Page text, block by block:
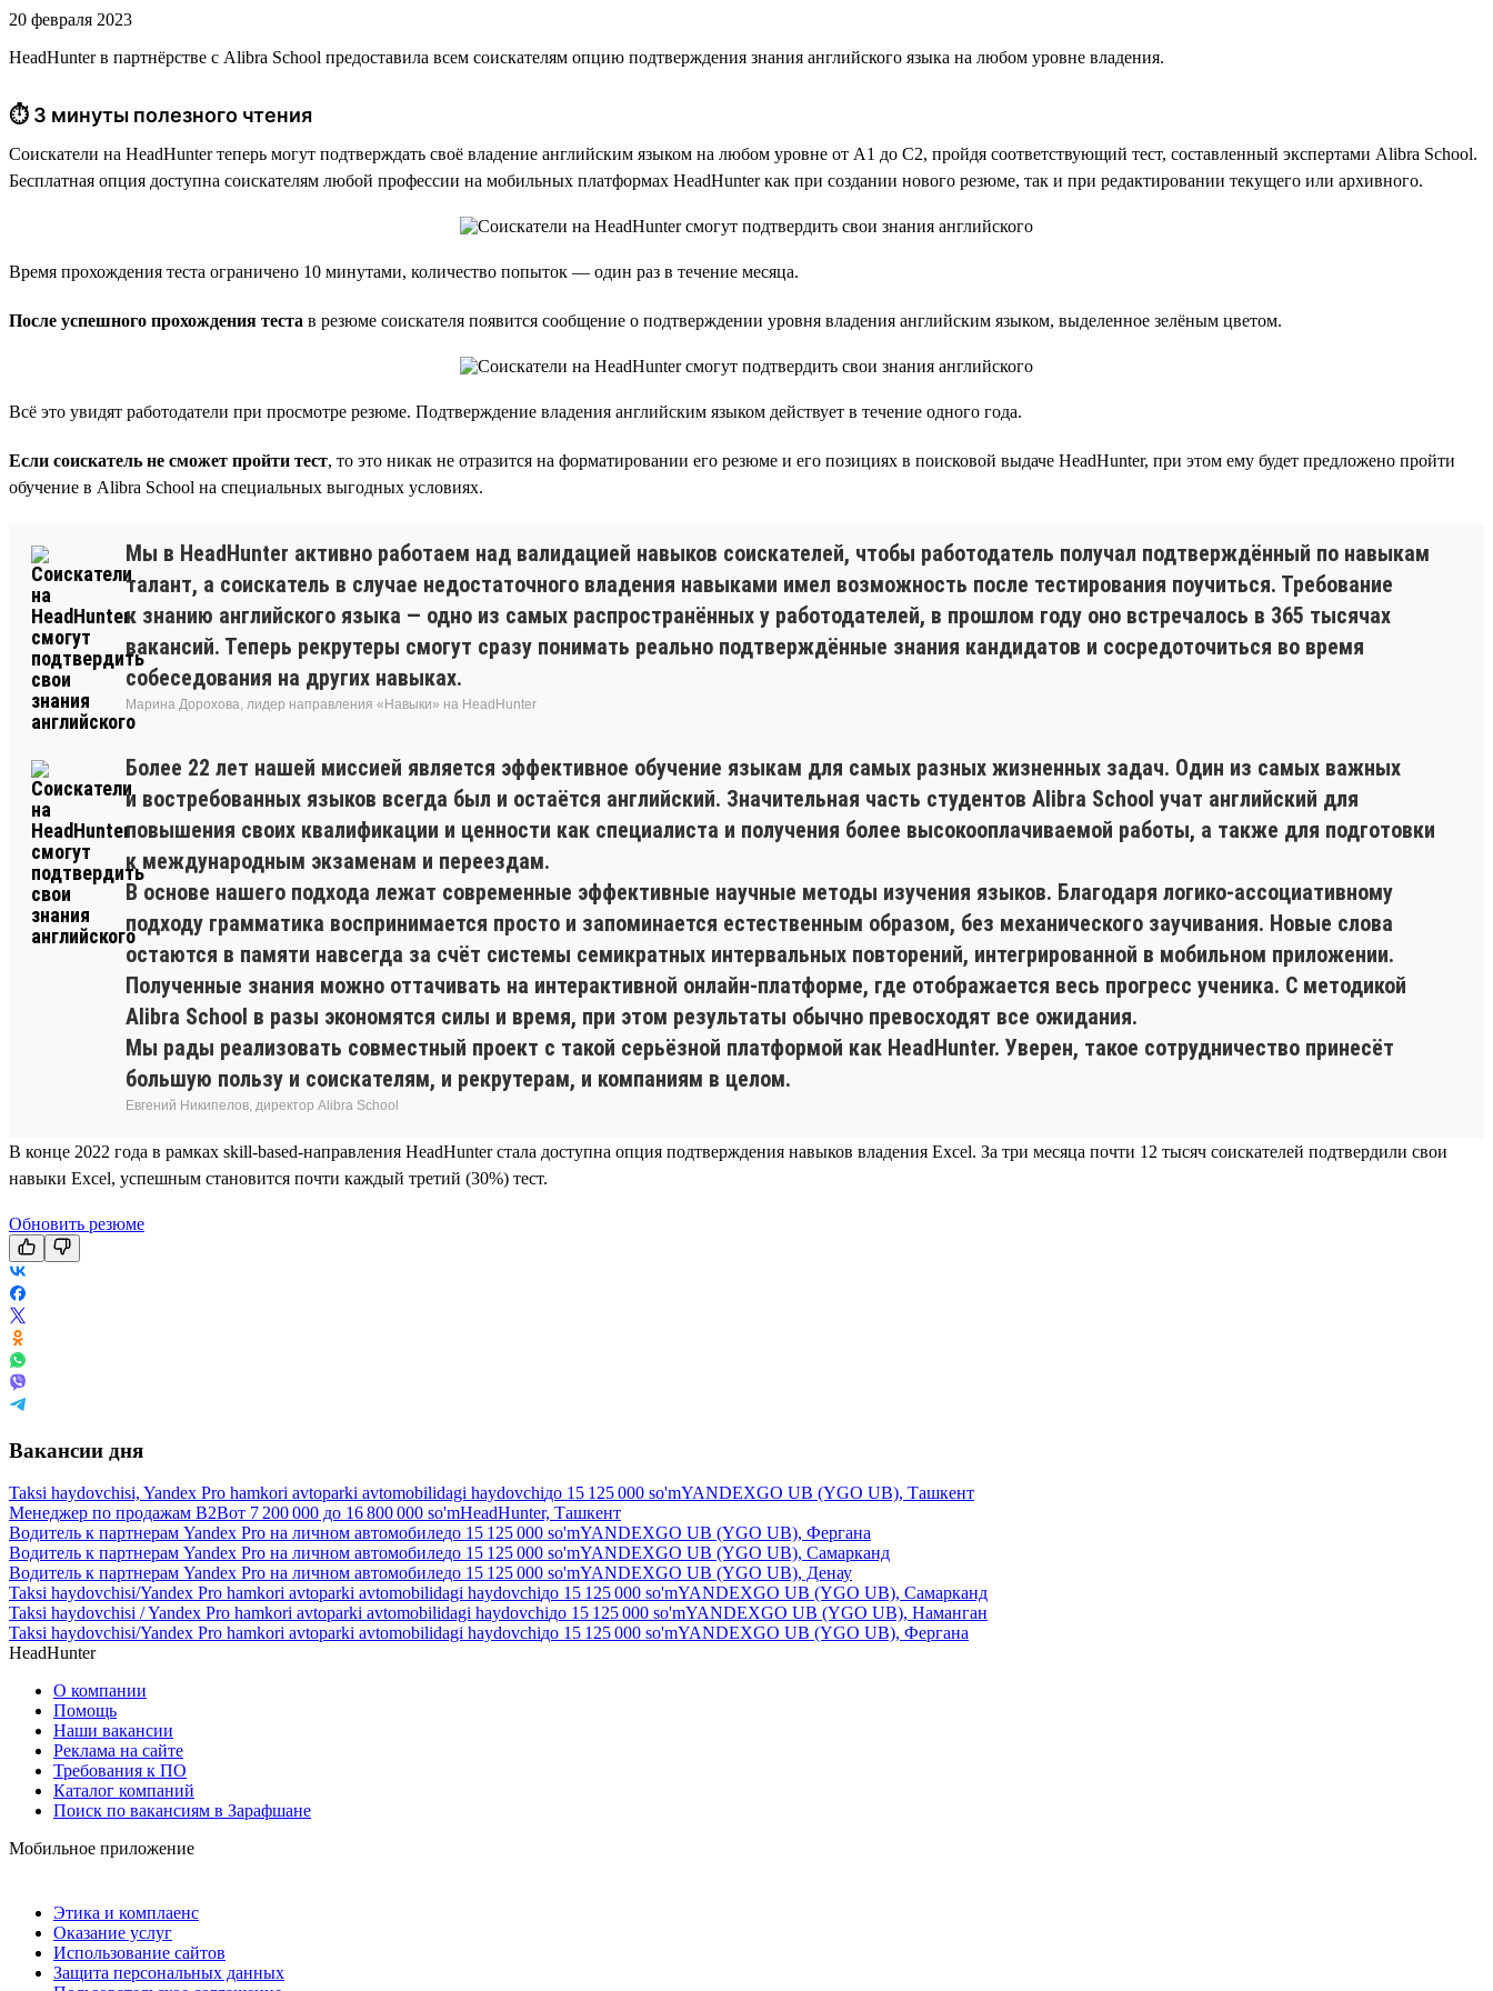
20 февраля 2023
HeadHunter в партнёрстве с Alibra School предоставила всем соискателям опцию подтверждения знания английского языка на любом уровне владения.
⏱ 3 минуты полезного чтения
Соискатели на HeadHunter теперь могут подтверждать своё владение английским языком на любом уровне от А1 до С2, пройдя соответствующий тест, составленный экспертами Alibra School.
Бесплатная опция доступна соискателям любой профессии на мобильных платформах HeadHunter как при создании нового резюме, так и при редактировании текущего или архивного.
Время прохождения теста ограничено 10 минутами, количество попыток — один раз в течение месяца.
После успешного прохождения теста в резюме соискателя появится сообщение о подтверждении уровня владения английским языком, выделенное зелёным цветом.
Всё это увидят работодатели при просмотре резюме. Подтверждение владения английским языком действует в течение одного года.
Если соискатель не сможет пройти тест, то это никак не отразится на форматировании его резюме и его позициях в поисковой выдаче HeadHunter, при этом ему будет предложено пройти
обучение в Alibra School на специальных выгодных условиях.
Мы в HeadHunter активно работаем над валидацией навыков соискателей, чтобы работодатель получал подтверждённый по навыкам
талант, а соискатель в случае недостаточного владения навыками имел возможность после тестирования поучиться. Требование
к знанию английского языка — одно из самых распространённых у работодателей, в прошлом году оно встречалось в 365 тысячах
вакансий. Теперь рекрутеры смогут сразу понимать реально подтверждённые знания кандидатов и сосредоточиться во время
собеседования на других навыках.
Марина Дорохова, лидер направления «Навыки» на HeadHunter
Более 22 лет нашей миссией является эффективное обучение языкам для самых разных жизненных задач. Один из самых важных
и востребованных языков всегда был и остаётся английский. Значительная часть студентов Alibra School учат английский для
повышения своих квалификации и ценности как специалиста и получения более высокооплачиваемой работы, а также для подготовки
к международным экзаменам и переездам.
В основе нашего подхода лежат современные эффективные научные методы изучения языков. Благодаря логико-ассоциативному
подходу грамматика воспринимается просто и запоминается естественным образом, без механического заучивания. Новые слова
остаются в памяти навсегда за счёт системы семикратных интервальных повторений, интегрированной в мобильном приложении.
Полученные знания можно оттачивать на интерактивной онлайн-платформе, где отображается весь прогресс ученика. С методикой
Alibra School в разы экономятся силы и время, при этом результаты обычно превосходят все ожидания.
Мы рады реализовать совместный проект с такой серьёзной платформой как HeadHunter. Уверен, такое сотрудничество принесёт
большую пользу и соискателям, и рекрутерам, и компаниям в целом.
Евгений Никипелов, директор Alibra School
В конце 2022 года в рамках skill-based-направления HeadHunter стала доступна опция подтверждения навыков владения Excel. За три месяца почти 12 тысяч соискателей подтвердили свои
навыки Excel, успешным становится почти каждый третий (30%) тест.
Обновить резюме
Вакансии дня
Taksi haydovchisi, Yandex Pro hamkori avtoparki avtomobilidagi haydovchiдо 15 125 000 so'mYANDEXGO UB (YGO UB), Ташкент
Менеджер по продажам B2Bот 7 200 000 до 16 800 000 so'mHeadHunter, Ташкент
Водитель к партнерам Yandex Pro на личном автомобиледо 15 125 000 so'mYANDEXGO UB (YGO UB), Фергана
Водитель к партнерам Yandex Pro на личном автомобиледо 15 125 000 so'mYANDEXGO UB (YGO UB), Самарканд
Водитель к партнерам Yandex Pro на личном автомобиледо 15 125 000 so'mYANDEXGO UB (YGO UB), Денау
Taksi haydovchisi/Yandex Pro hamkori avtoparki avtomobilidagi haydovchiдо 15 125 000 so'mYANDEXGO UB (YGO UB), Самарканд
Taksi haydovchisi / Yandex Pro hamkori avtoparki avtomobilidagi haydovchiдо 15 125 000 so'mYANDEXGO UB (YGO UB), Наманган
Taksi haydovchisi/Yandex Pro hamkori avtoparki avtomobilidagi haydovchiдо 15 125 000 so'mYANDEXGO UB (YGO UB), Фергана
HeadHunter
О компании
Помощь
Наши вакансии
Реклама на сайте
Требования к ПО
Каталог компаний
Поиск по вакансиям в Зарафшане
Мобильное приложение
Этика и комплаенс
Оказание услуг
Использование сайтов
Защита персональных данных